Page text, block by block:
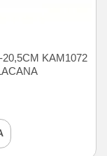
KAM1072